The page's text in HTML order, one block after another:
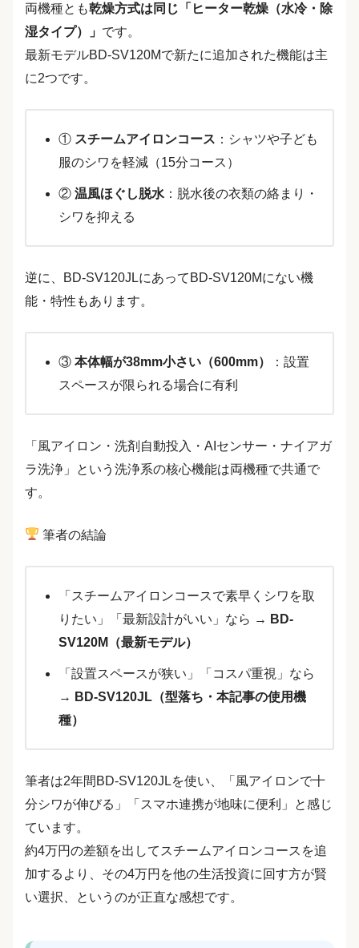
両機種とも乾燥方式は同じ「ヒーター乾燥（水冷・除
湿タイプ）」 です。
最新モデルBD-SV120Mで新たに追加された機能は主
に2つです。
① スチームアイロンコース ：シャツや子ども
服のシワを軽減（15分コース）
② 温風ほぐし脱水 ：脱水後の衣類の絡まり・
シワを抑える
逆に、BD-SV120JLにあってBD-SV120Mにない機
能・特性もあります。
③ 本体幅が38mm小さい（600mm）
：設置
スペースが限られる場合に有利
「風アイロン・洗剤自動投入・AIセンサー・ナイアガ
ラ洗浄」という洗浄系の核心機能は両機種で共通で
す。
筆者の結論
「スチームアイロンコースで素早くシワを取
りたい」「最新設計がいい」なら → BD-
SV120M（最新モデル）
「設置スペースが狭い」「コスパ重視」なら
→ BD-SV120JL（型落ち・本記事の使用機
種）
筆者は2年間BD-SV120JLを使い、「風アイロンで十
分シワが伸びる」「スマホ連携が地味に便利」と感じ
ています。
約4万円の差額を出してスチームアイロンコースを追
加するより、その4万円を他の生活投資に回す方が賢
い選択、というのが正直な感想です。